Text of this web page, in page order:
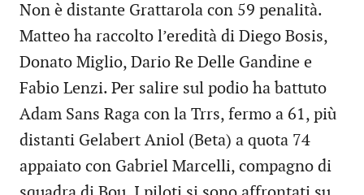
Non è distante Grattarola con 59 penalità.
Matteo ha raccolto l’eredità di Diego Bosis,
Donato Miglio, Dario Re Delle Gandine e
Fabio Lenzi. Per salire sul podio ha battuto
Adam Sans Raga con la Trrs, fermo a 61, più
distanti Gelabert Aniol (Beta) a quota 74
appaiato con Gabriel Marcelli, compagno di